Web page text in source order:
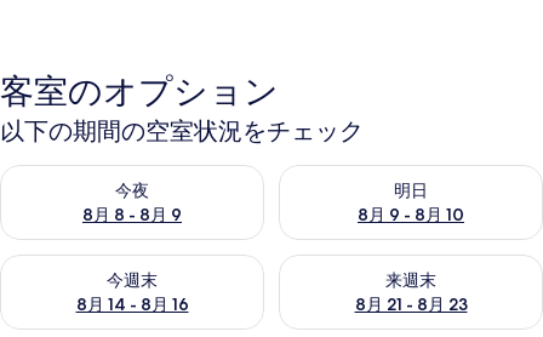
客室のオプション
以下の期間の空室状況をチェック
今夜
8月 8 - 8月 9
今夜 8月 8 - 8月 9 の空室状況をチェック
明日
8月 9 - 8月 10
明日 8月 9 - 8月 10 の空室状
今週末
8月 14 - 8月 16
今週末 8月 14 - 8月 16 の空室状況をチェック
来週末
8月 21 - 8月 23
来週末 8月 21 - 8月 23 の空室